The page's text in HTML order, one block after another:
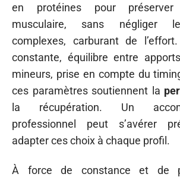
en protéines pour
musculaire, sans négliger
complexes, carburant de
constante, équilibre entre
mineurs, prise en compte du
ces paramètres soutiennent la
la récupération. Un
professionnel peut s’avérer
adapter ces choix à chaque profil.
À force de constance et de